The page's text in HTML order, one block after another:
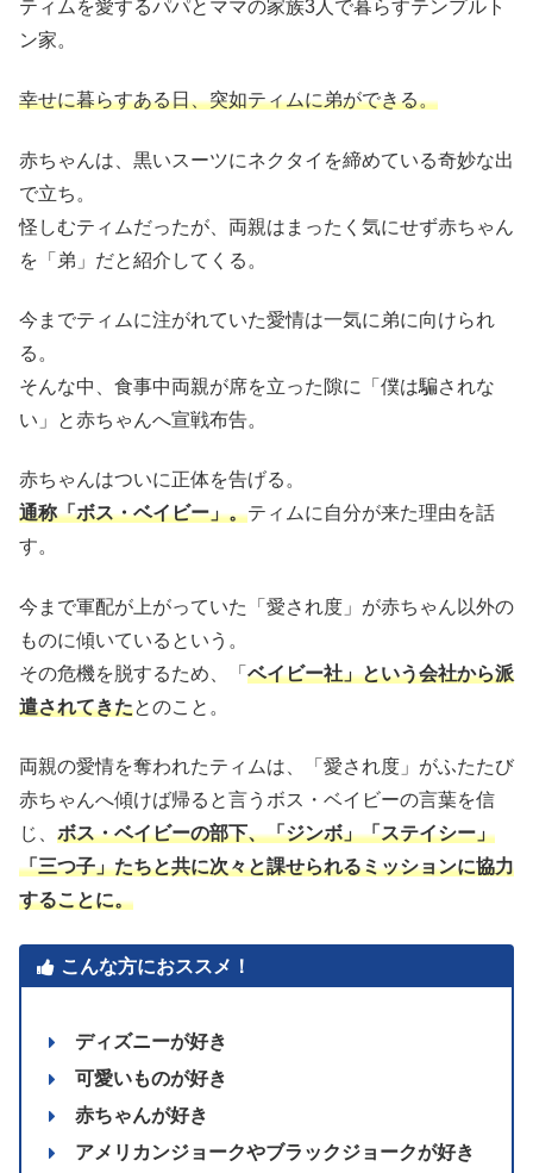
ティムを愛するパパとママの家族3人で暮らすテンプルト
ン家。
幸せに暮らすある日、突如ティムに弟ができる。
赤ちゃんは、黒いスーツにネクタイを締めている奇妙な出
で立ち。
怪しむティムだったが、両親はまったく気にせず赤ちゃん
を「弟」だと紹介してくる。
今までティムに注がれていた愛情は一気に弟に向けられ
る。
そんな中、食事中両親が席を立った隙に「僕は騙されな
い」と赤ちゃんへ宣戦布告。
赤ちゃんはついに正体を告げる。
通称「ボス・ベイビー」。ティムに自分が来た理由を話
す。
今まで軍配が上がっていた「愛され度」が赤ちゃん以外の
ものに傾いているという。
その危機を脱するため、「 ベイビー社」という会社から派
遣されてきたとのこと。
両親の愛情を奪われたティムは、「愛され度」がふたたび
赤ちゃんへ傾けば帰ると言うボス・ベイビーの言葉を信
じ、 ボス・ベイビーの部下、「ジンボ」「ステイシー」
「三つ子」たちと共に次々と課せられるミッションに協力
することに。
こんな方におススメ！
ディズニーが好き
可愛いものが好き
赤ちゃんが好き
アメリカンジョークやブラックジョークが好き